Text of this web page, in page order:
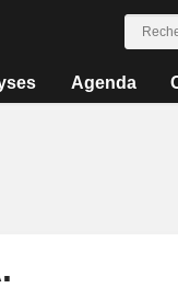
Agenda